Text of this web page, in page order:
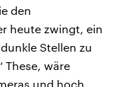
den
heute zwingt, ein
Stellen zu
These, wäre
und hoch